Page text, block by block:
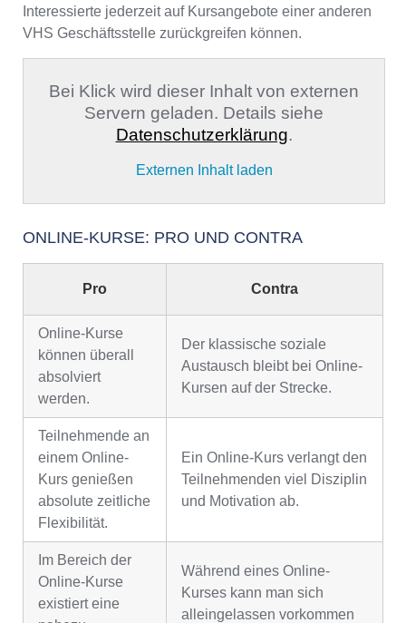
Interessierte jederzeit auf Kursangebote einer anderen
VHS Geschäftsstelle zurückgreifen können.
Bei Klick wird dieser Inhalt von externen
Servern geladen. Details siehe
Datenschutzerklärung.
Externen Inhalt laden
ONLINE-KURSE: PRO UND CONTRA
Pro Contra
Online-Kurse
können überall
absolviert
werden.
Der klassische soziale
Austausch bleibt bei Online-
Kursen auf der Strecke.
Teilnehmende an
einem Online-
Kurs genießen
absolute zeitliche
Flexibilität.
Ein Online-Kurs verlangt den
Teilnehmenden viel Disziplin
und Motivation ab.
Im Bereich der
Online-Kurse
existiert eine
Während eines Online-
Kurses kann man sich
alleingelassen vorkommen